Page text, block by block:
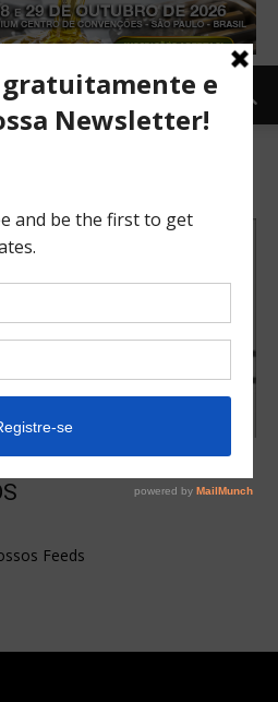
DE ATIVOS
E
Feeds